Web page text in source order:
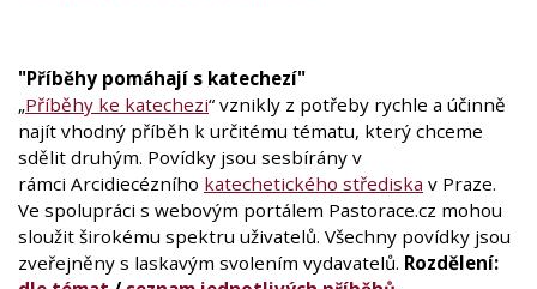
"Příběhy pomáhají s katechezí"
„Příběhy ke katechezi“ vznikly z potřeby rychle a účinně
najít vhodný příběh k určitému tématu, který chceme
sdělit druhým. Povídky jsou sesbírány v
rámci Arcidiecézního katechetického střediska v Praze.
Ve spolupráci s webovým portálem Pastorace.cz mohou
sloužit širokému spektru uživatelů. Všechny povídky jsou
zveřejněny s laskavým svolením vydavatelů. Rozdělení: